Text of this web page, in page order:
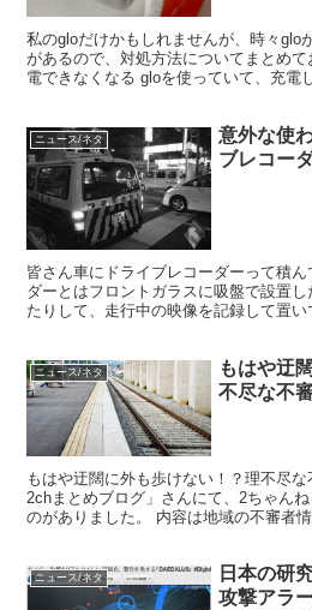
私のgloだけかもしれませんが、時々glo
があるので、対処方法についてまとめ
電できなくなる gloを使っていて、充電
ニュース/ネタ
意外な使
ブレコー
皆さん車にドライブレコーダーって積
ダーとはフロントガラスに吸盤で設置
たりして、走行中の映像を記録して置
ニュース/ネタ
もはや迂
不尽な不
もはや迂闊に外も歩けない！？理不尽
2chまとめブログ」さんにて、2ちゃん
のがありました。 内容は地域の不審者
ニュース/ネタ
日本の研
攻撃アラ